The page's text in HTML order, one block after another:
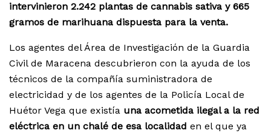
intervinieron 2.242 plantas de cannabis sativa y 665
gramos de marihuana dispuesta para la venta.
Los agentes del Área de Investigación de la Guardia
Civil de Maracena descubrieron con la ayuda de los
técnicos de la compañía suministradora de
electricidad y de los agentes de la Policía Local de
Huétor Vega que existía una acometida ilegal a la red
eléctrica en un chalé de esa localidad en el que ya